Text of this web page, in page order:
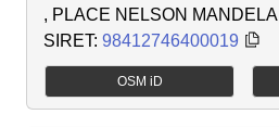
, PLACE NELSON MANDELA
SIRET: 98412746400019
OSM iD